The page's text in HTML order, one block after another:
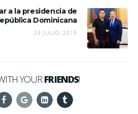
a la presidencia de
Dominicana
23 JULIO, 2019
YOUR FRIENDS!